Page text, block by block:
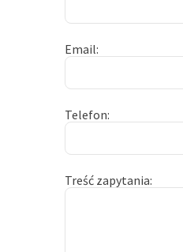
Email
Telefon
Treść zapytania